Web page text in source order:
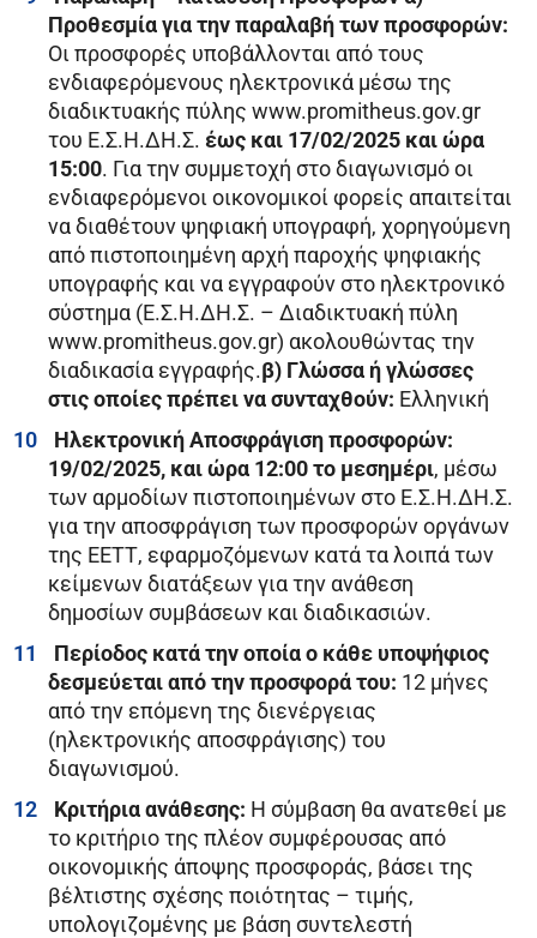
Προθεσμία για την παραλαβή των προσφορών:
Οι προσφορές υποβάλλονται από τους
ενδιαφερόμενους ηλεκτρονικά μέσω της
διαδικτυακής πύλης www.promitheus.gov.gr
του Ε.Σ.Η.ΔΗ.Σ. έως και 17/02/2025 και ώρα
15:00. Για την συμμετοχή στο διαγωνισμό οι
ενδιαφερόμενοι οικονομικοί φορείς απαιτείται
να διαθέτουν ψηφιακή υπογραφή, χορηγούμενη
από πιστοποιημένη αρχή παροχής ψηφιακής
υπογραφής και να εγγραφούν στο ηλεκτρονικό
σύστημα (Ε.Σ.Η.ΔΗ.Σ. – Διαδικτυακή πύλη
www.promitheus.gov.gr) ακολουθώντας την
διαδικασία εγγραφής.β) Γλώσσα ή γλώσσες
στις οποίες πρέπει να συνταχθούν: Ελληνική
Ηλεκτρονική Αποσφράγιση προσφορών:
19/02/2025, και ώρα 12:00 το μεσημέρι, μέσω
των αρμοδίων πιστοποιημένων στο Ε.Σ.Η.ΔΗ.Σ.
για την αποσφράγιση των προσφορών οργάνων
της ΕΕΤΤ, εφαρμοζόμενων κατά τα λοιπά των
κείμενων διατάξεων για την ανάθεση
δημοσίων συμβάσεων και διαδικασιών.
Περίοδος κατά την οποία ο κάθε υποψήφιος
δεσμεύεται από την προσφορά του: 12 μήνες
από την επόμενη της διενέργειας
(ηλεκτρονικής αποσφράγισης) του
διαγωνισμού.
Κριτήρια ανάθεσης: Η σύμβαση θα ανατεθεί με
το κριτήριο της πλέον συμφέρουσας από
οικονομικής άποψης προσφοράς, βάσει της
βέλτιστης σχέσης ποιότητας – τιμής,
υπολογιζομένης με βάση συντελεστή